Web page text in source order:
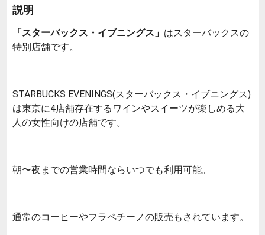
説明
「スターバックス・イブニングス」 はスターバックスの
特別店舗です。
STARBUCKS EVENINGS(スターバックス・イブニングス)
は東京に4店舗存在するワインやスイーツが楽しめる大
人の女性向けの店舗です。
朝〜夜までの営業時間ならいつでも利用可能。
通常のコーヒーやフラペチーノの販売もされています。